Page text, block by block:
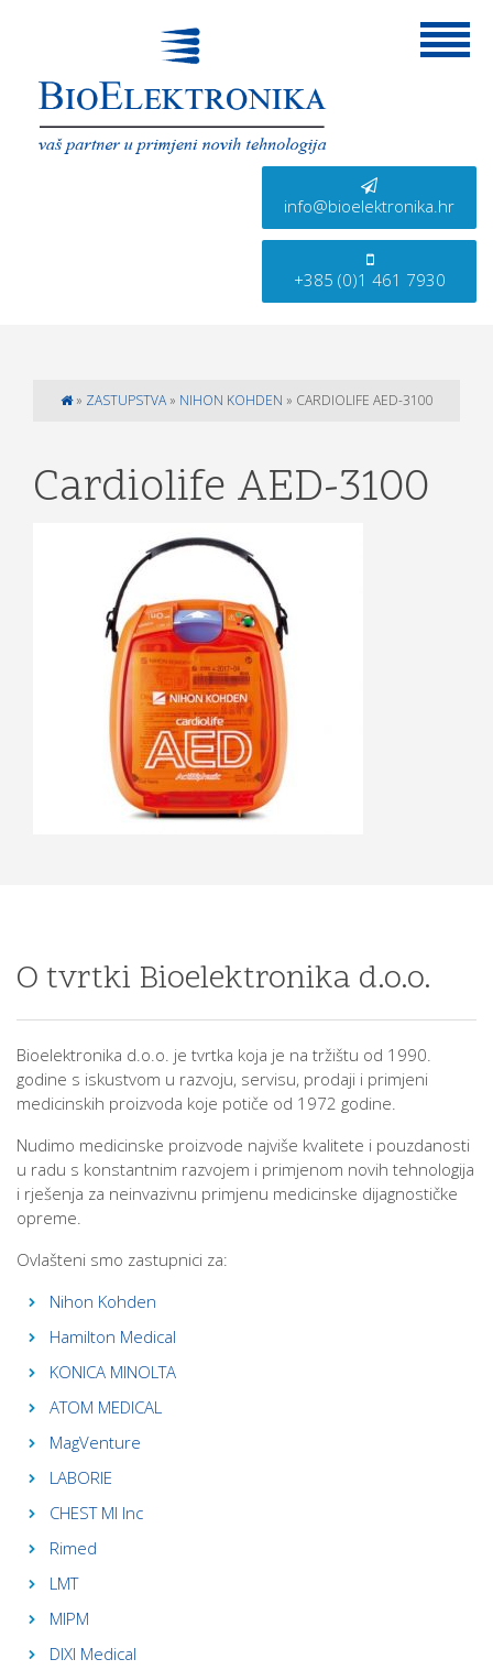
info@bioelektronika.hr
+385 (0)1 461 7930
» ZASTUPSTVA» NIHON KOHDEN » CARDIOLIFE AED-3100
Cardiolife AED-3100
O tvrtki Bioelektronika d.o.o.
Bioelektronika d.o.o. je tvrtka koja je na tržištu od 1990.
godine s iskustvom u razvoju, servisu, prodaji i primjeni
medicinskih proizvoda koje potiče od 1972 godine.
Nudimo medicinske proizvode najviše kvalitete i pouzdanosti
u radu s konstantnim razvojem i primjenom novih tehnologija
i rješenja za neinvazivnu primjenu medicinske dijagnostičke
opreme.
Ovlašteni smo zastupnici za:
Nihon Kohden
Hamilton Medical
KONICA MINOLTA
ATOM MEDICAL
MagVenture
LABORIE
CHEST MI Inc
Rimed
LMT
MIPM
DIXI Medical